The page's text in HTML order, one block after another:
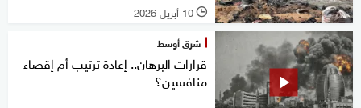
l 10 أبريل 2026
شرق أوسط
قرارات البرهان.. إعادة ترتيب أم إقصاء
منافسين؟